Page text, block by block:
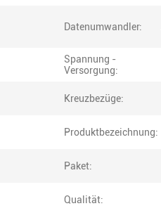
Datenumwandler:
Spannung -
Versorgung:
Kreuzbezüge:
Produktbezeichnung:
Paket:
Qualität: